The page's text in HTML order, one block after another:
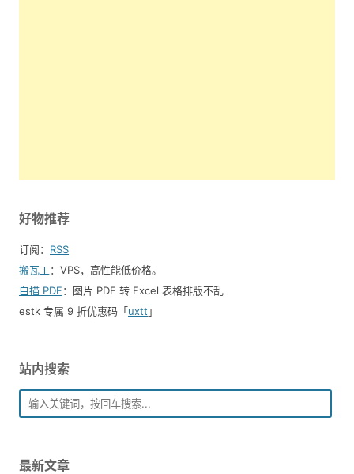
好物推荐
订阅： RSS
搬瓦工：VPS，高性能低价格。️
白描 PDF：图片 PDF 转 Excel 表格排版不乱
estk 专属 9 折优惠码「uxtt 」
站内搜索
最新文章